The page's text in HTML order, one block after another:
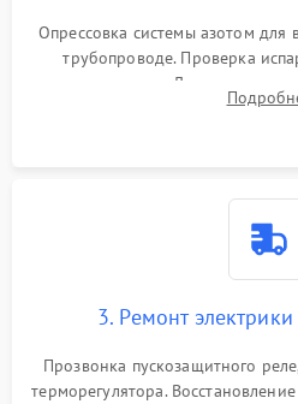
Опрессовка системы азотом
трубопроводе. Проверка
течеискателем. Демонтаж
продувка капиллярной трубки
3. Ремонт
Прозвонка пускозащитного
терморегулятора.